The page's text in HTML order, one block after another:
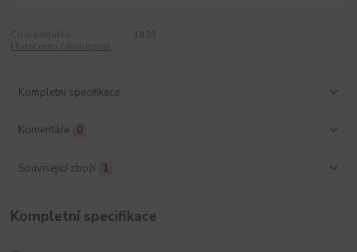
Kompletní specifikace
Komentáře 0
Související zboží 1
Kompletní specifikace